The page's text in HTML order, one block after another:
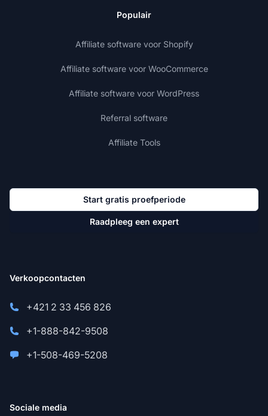
Populair
Affiliate software voor Shopify
Affiliate software voor WooCommerce
Affiliate software voor WordPress
Referral software
Affiliate Tools
Start gratis proefperiode
Raadpleeg een expert
Verkoopcontacten
+421 2 33 456 826
+1-888-842-9508
+1-508-469-5208
Sociale media